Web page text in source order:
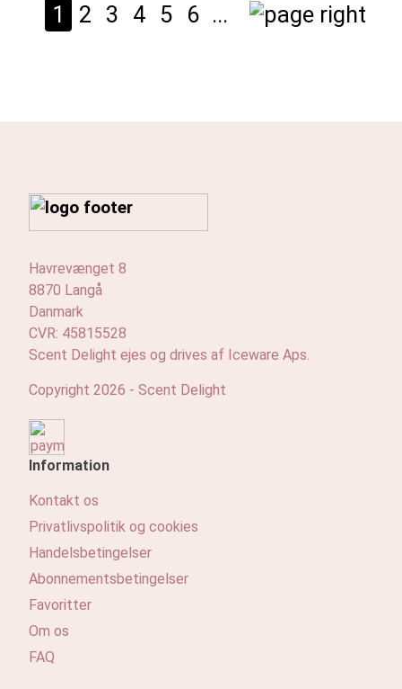
1 2 3 4 5 6 ...
Havrevænget 8
8870 Langå
Danmark
CVR: 45815528
Scent Delight ejes og drives af Iceware Aps.
Copyright 2026 - Scent Delight
Information
Kontakt os
Privatlivspolitik og cookies
Handelsbetingelser
Abonnementsbetingelser
Favoritter
Om os
FAQ